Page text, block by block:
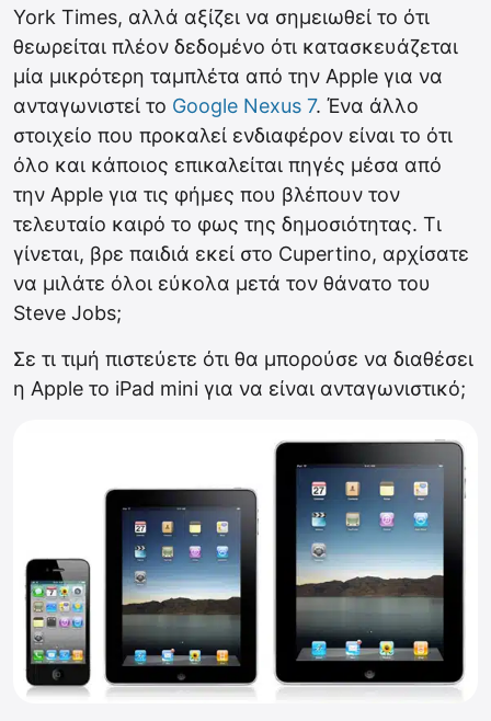
York Times, αλλά αξίζει να σημειωθεί το ότι
θεωρείται πλέον δεδομένο ότι κατασκευάζεται
μία μικρότερη ταμπλέτα από την Apple για να
ανταγωνιστεί το Google Nexus 7. Ένα άλλο
στοιχείο που προκαλεί ενδιαφέρον είναι το ότι
όλο και κάποιος επικαλείται πηγές μέσα από
την Apple για τις φήμες που βλέπουν τον
τελευταίο καιρό το φως της δημοσιότητας. Τι
γίνεται, βρε παιδιά εκεί στο Cupertino, αρχίσατε
να μιλάτε όλοι εύκολα μετά τον θάνατο του
Steve Jobs;
Σε τι τιμή πιστεύετε ότι θα μπορούσε να διαθέσει
η Apple το iPad mini για να είναι ανταγωνιστικό;